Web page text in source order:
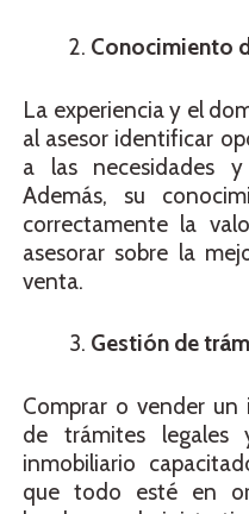
Conocimiento
La experiencia y el
al asesor identificar
a las necesidades
Además, su
correctamente la
asesorar sobre la
venta.
Gestión de
Comprar o vender un
de trámites legales
inmobiliario
que todo esté en